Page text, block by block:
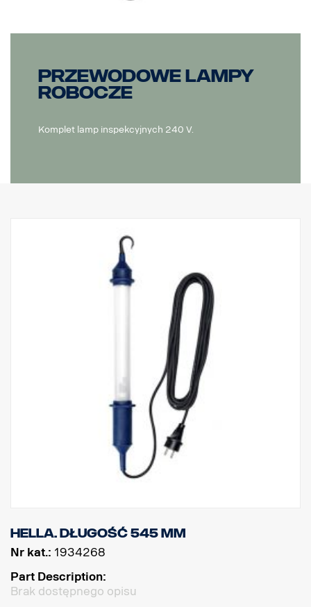
Przewodowe lampy
robocze
Komplet lamp inspekcyjnych 240 V.
Hella. Długość 545 mm
Nr kat.: 1934268
Part Description:
Brak dostępnego opisu